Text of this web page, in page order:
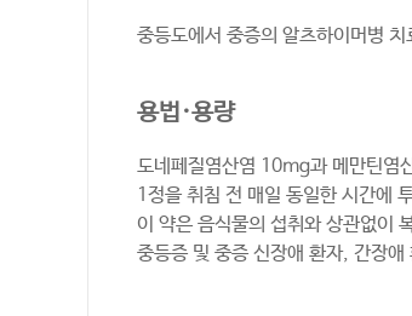
중등도에서 중증의 알츠하이머병
용법·용량
도네페질염산염 10mg과 메만틴염
1정을 취침 전 매일 동일한 시간에
이 약은 음식물의 섭취와 상관없이
중등증 및 중증 신장애 환자, 간장